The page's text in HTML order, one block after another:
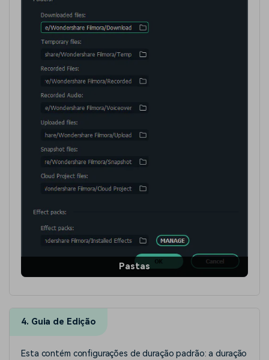
Pastas
4. Guia de Edição
Esta contém configurações de duração padrão: a duração